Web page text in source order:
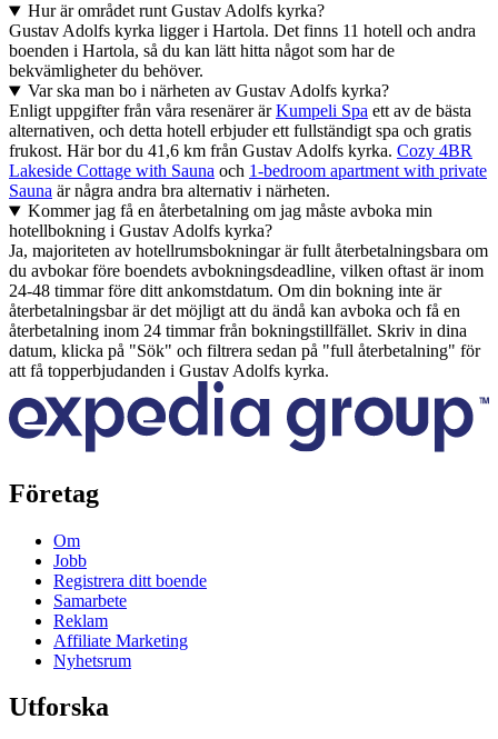
Hur är området runt Gustav Adolfs kyrka?
Gustav Adolfs kyrka ligger i Hartola. Det finns 11 hotell och andra
boenden i Hartola, så du kan lätt hitta något som har de
bekvämligheter du behöver.
Var ska man bo i närheten av Gustav Adolfs kyrka?
Enligt uppgifter från våra resenärer ärKumpeli Spa ett av de bästa
alternativen, och detta hotell erbjuder ett fullständigt spa och gratis
frukost. Här bor du 41,6 km från Gustav Adolfs kyrka. Cozy 4BR
Lakeside Cottage with Sauna och 1-bedroom apartment with private
Sauna är några andra bra alternativ i närheten.
Kommer jag få en återbetalning om jag måste avboka min
hotellbokning i Gustav Adolfs kyrka?
Ja, majoriteten av hotellrumsbokningar är fullt återbetalningsbara om
du avbokar före boendets avbokningsdeadline, vilken oftast är inom
24-48 timmar före ditt ankomstdatum. Om din bokning inte är
återbetalningsbar är det möjligt att du ändå kan avboka och få en
återbetalning inom 24 timmar från bokningstillfället. Skriv in dina
datum, klicka på "Sök" och filtrera sedan på "full återbetalning" för
att få topperbjudanden i Gustav Adolfs kyrka.
Företag
Om
Jobb
Registrera ditt boende
Samarbete
Reklam
Affiliate Marketing
Nyhetsrum
Utforska